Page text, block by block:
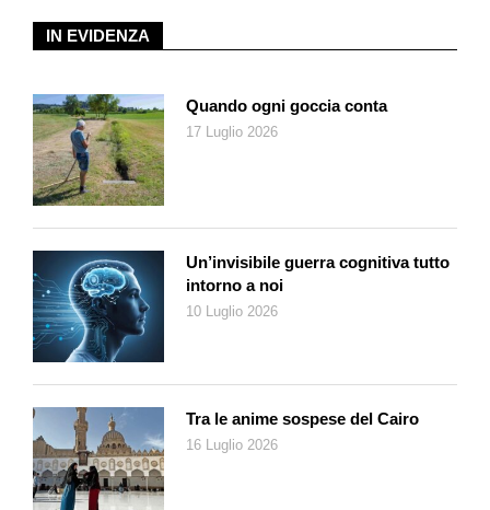
IN EVIDENZA
Quando ogni goccia conta
17 Luglio 2026
Un’invisibile guerra cognitiva tutto
intorno a noi
10 Luglio 2026
Tra le anime sospese del Cairo
16 Luglio 2026